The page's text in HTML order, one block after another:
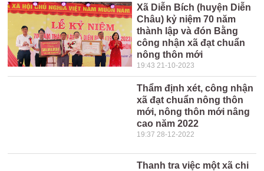
Xã Diễn Bích (huyện Diễn
Châu) kỷ niệm 70 năm
thành lập và đón Bằng
công nhận xã đạt chuẩn
nông thôn mới
19:43 21-10-2023
Thẩm định xét, công nhận
xã đạt chuẩn nông thôn
mới, nông thôn mới nâng
cao năm 2022
19:37 28-12-2022
Thanh tra việc một xã chi